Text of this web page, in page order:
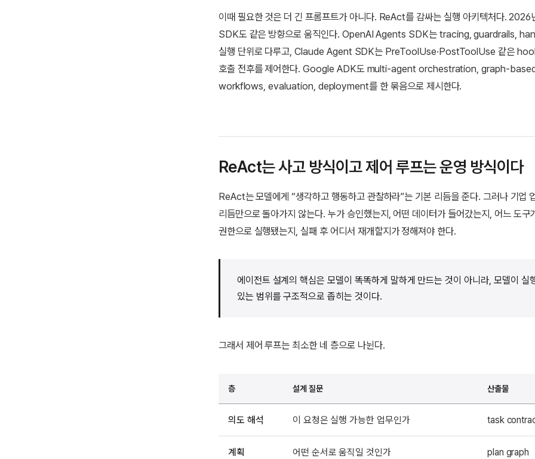
이때 필요한 것은 더 긴 프롬프트가 아니다. ReAct를 감싸는 실행 아키텍처다. 2026
SDK도 같은 방향으로 움직인다. OpenAI Agents SDK는 tracing, guardrails,
실행 단위로 다루고, Claude Agent SDK는 PreToolUse·PostToolUse 같은
호출 전후를 제어한다. Google ADK도 multi-agent orchestration, graph-
workflows, evaluation, deployment를 한 묶음으로 제시한다.
ReAct는 사고 방식이고 제어 루프는 운영 방식이다
ReAct는 모델에게 “생각하고 행동하고 관찰하라”는 기본 리듬을 준다. 그러나 기업
리듬만으로 돌아가지 않는다. 누가 승인했는지, 어떤 데이터가 들어갔는지, 어느 도구
권한으로 실행됐는지, 실패 후 어디서 재개할지가 정해져야 한다.
에이전트 설계의 핵심은 모델이 똑똑하게 말하게 만드는 것이 아니라, 모델이 실
있는 범위를 구조적으로 좁히는 것이다.
그래서 제어 루프는 최소한 네 층으로 나뉜다.
층 설계 질문 산출물
의도 해석 이 요청은 실행 가능한 업무인가 task
계획 어떤 순서로 움직일 것인가 plan graph